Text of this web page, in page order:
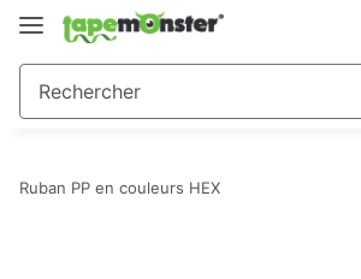
Ruban PP en couleurs HEX